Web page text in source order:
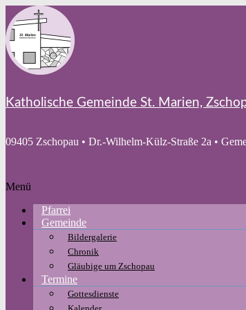
Zum
Inhalt
springen
Katholische Gemeinde St. Marien,
09405 Zschopau • Dr.-Wilhelm-Külz-Straße 2a •
Menü
Pfarrei
Gemeinde
Bildergalerie
Chronik
Gläubige um Zschopau
Termine
Gottesdienste